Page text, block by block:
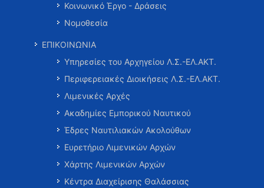
Κοινωνικό Έργο - Δράσεις
Νομοθεσία
ΕΠΙΚΟΙΝΩΝΙΑ
Υπηρεσίες του Αρχηγείου Λ.Σ.-ΕΛ.ΑΚΤ.
Περιφερειακές Διοικήσεις Λ.Σ.-ΕΛ.ΑΚΤ.
Λιμενικές Αρχές
Ακαδημίες Εμπορικού Ναυτικού
Έδρες Ναυτιλιακών Ακολούθων
Ευρετήριο Λιμενικών Αρχών
Χάρτης Λιμενικών Αρχών
Κέντρα Διαχείρισης Θαλάσσιας